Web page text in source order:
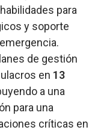
para
y soporte
de gestión
en 13
a una
para una
críticas en